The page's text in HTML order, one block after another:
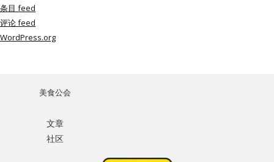
条目 feed
评论 feed
WordPress.org
美食公会
文章
社区